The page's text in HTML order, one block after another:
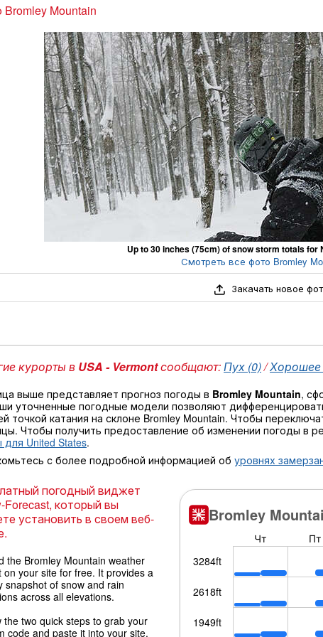
Mountain
Up to 30 inches (75cm) of snow storm totals for
Смотреть все фото Bromley
Закачать новое
курорты в USA - Vermontсообщают:Пух (0)/Хорошее
выше представляет прогноз погоды в Bromley Mountain,
уточненные погодные модели позволяют
точкой катания на склоне Bromley Mountain. Чтобы
Чтобы получить предоставление об изменении погоды в
для United States.
с более подробной информацией об уровнях
погодный виджет
Forecast, который вы
установить в своем веб-
the Bromley Mountain weather
on your site for free. It provides a
snapshot of snow and rain
across all elevations.
the two quick steps to grab your
code and paste it into your site.